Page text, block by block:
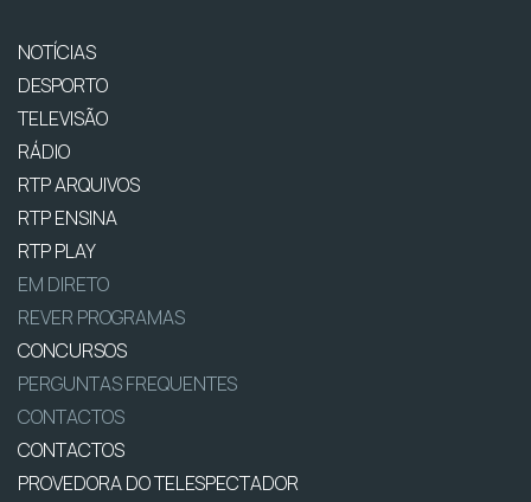
NOTÍCIAS
DESPORTO
TELEVISÃO
RÁDIO
RTP ARQUIVOS
RTP ENSINA
RTP PLAY
EM DIRETO
REVER PROGRAMAS
CONCURSOS
PERGUNTAS FREQUENTES
CONTACTOS
CONTACTOS
PROVEDORA DO TELESPECTADOR